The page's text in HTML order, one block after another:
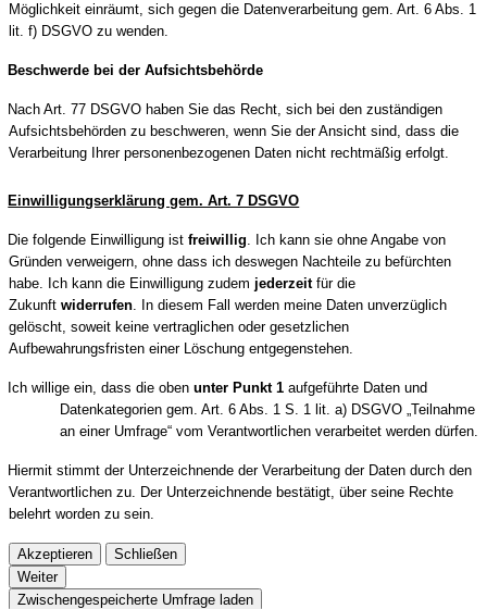
Möglichkeit einräumt, sich gegen die Datenverarbeitung gem. Art. 6 Abs. 1
lit. f) DSGVO zu wenden.
Beschwerde bei der Aufsichtsbehörde
Nach Art. 77 DSGVO haben Sie das Recht, sich bei den zuständigen
Aufsichtsbehörden zu beschweren, wenn Sie der Ansicht sind, dass die
Verarbeitung Ihrer personenbezogenen Daten nicht rechtmäßig erfolgt.
Einwilligungserklärung gem. Art. 7 DSGVO
Die folgende Einwilligung istfreiwillig. Ich kann sie ohne Angabe von
Gründen verweigern, ohne dass ich deswegen Nachteile zu befürchten
habe. Ich kann die Einwilligung zudem jederzeitfür die
Zukunft widerrufen. In diesem Fall werden meine Daten unverzüglich
gelöscht, soweit keine vertraglichen oder gesetzlichen
Aufbewahrungsfristen einer Löschung entgegenstehen.
Ich willige ein, dass die obenunter Punkt 1 aufgeführte Daten und
Datenkategorien gem. Art. 6 Abs. 1 S. 1 lit. a) DSGVO „Teilnahme
an einer Umfrage“ vom Verantwortlichen verarbeitet werden dürfen.
Hiermit stimmt der Unterzeichnende der Verarbeitung der Daten durch den
Verantwortlichen zu. Der Unterzeichnende bestätigt, über seine Rechte
belehrt worden zu sein.
Akzeptieren
Schließen
Weiter
Zwischengespeicherte Umfrage laden